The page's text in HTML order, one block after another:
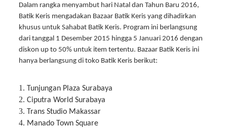
Dalam rangka menyambut hari Natal dan Tahun Baru 2016,
Batik Keris mengadakan Bazaar Batik Keris yang dihadirkan
khusus untuk Sahabat Batik Keris. Program ini berlangsung
dari tanggal 1 Desember 2015 hingga 5 Januari 2016 dengan
diskon up to 50% untuk item tertentu. Bazaar Batik Keris ini
hanya berlangsung di toko Batik Keris berikut:
1. Tunjungan Plaza Surabaya
2.Ciputra World Surabaya
3. Trans Studio Makassar
4. Manado Town Square